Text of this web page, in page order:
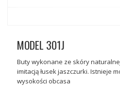
MODEL 301J
Buty wykonane ze skóry
imitacją łusek jaszczurki. Istnieje
wysokości obcasa